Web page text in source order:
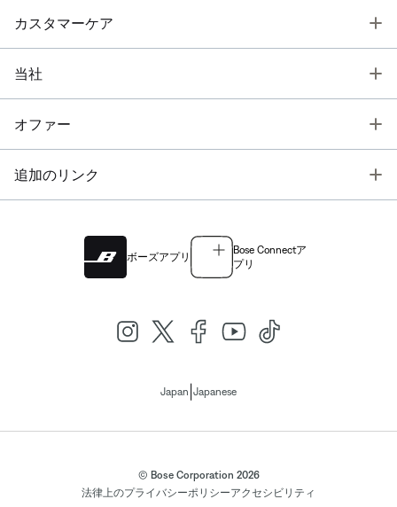
カスタマーケア
当社
オファー
追加のリンク
ボーズアプリ
Bose Connectア
プリ
Japan Japanese
© Bose Corporation 2026
法律上のプライバシーポリシーアクセシビリティ